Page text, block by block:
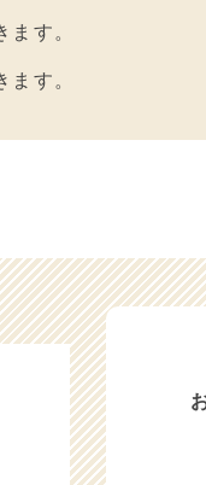
す。
す。
みをいただきます。
きます。
休みをいただきます
休みをいただきます
みをいただきます